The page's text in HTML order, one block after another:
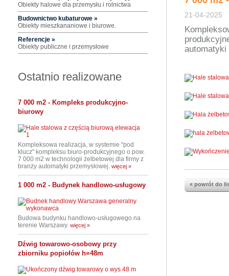
Obiekty halowe dla przemysłu i rolnictwa
Budownictwo kubaturowe »
Obiekty mieszkananiowe i biurowe.
Referencje »
Obiekty publiczne i przemysłowe
Ostatnio realizowane
7 000 m2 - Kompleks produkcyjno-
biurowy
Kompleksowa realizacja, w systemie "pod
klucz" kompleksu biuro-produkcyjnego o pow.
7 000 m2 w technologii żelbetowej dla firmy z
branży automatyki przemysłowej. więcej »
1 000 m2 - Budynek handlowo-usługowy
Budowa budynku handlowo-usługowego na
terenie Warszawy. więcej »
Dźwig towarowo-osobowy przy
zbiorniku popiołów h=48m
21-04-2025
automatyki
« powrót do